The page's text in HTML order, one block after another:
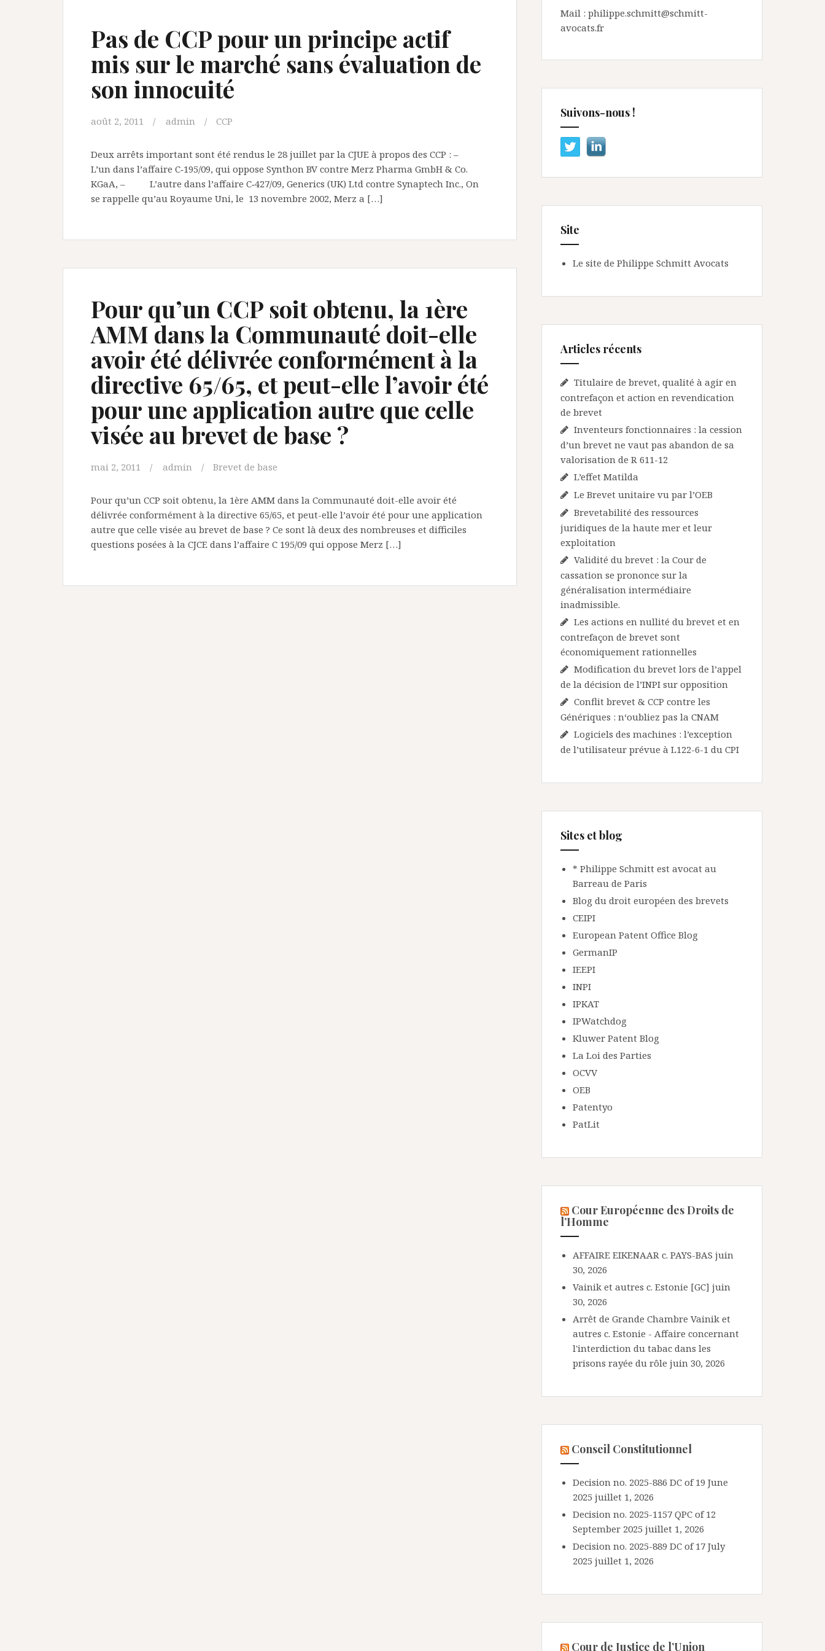
Pas de CCP pour un principe actif
mis sur le marché sans évaluation de
son innocuité
août 2, 2011 admin CCP
Deux arrêts important sont été rendus le 28 juillet par la CJUE à propos des CCP : –
L’un dans l’affaire C‑195/09, qui oppose Synthon BV contre Merz Pharma GmbH & Co.
KGaA, – L’autre dans l’affaire C‑427/09, Generics (UK) Ltd contre Synaptech Inc., On
se rappelle qu’au Royaume Uni, le 13 novembre 2002, Merz a […]
Pour qu’un CCP soit obtenu, la 1ère
AMM dans la Communauté doit-elle
avoir été délivrée conformément à la
directive 65/65, et peut-elle l’avoir été
pour une application autre que celle
visée au brevet de base ?
mai 2, 2011 admin Brevet de base
Pour qu’un CCP soit obtenu, la 1ère AMM dans la Communauté doit-elle avoir été
délivrée conformément à la directive 65/65, et peut-elle l’avoir été pour une application
autre que celle visée au brevet de base ? Ce sont là deux des nombreuses et difficiles
questions posées à la CJCE dans l’affaire C 195/09 qui oppose Merz […]
Mail : philippe.schmitt@schmitt-
avocats.fr
Suivons-nous !
Site
Le site de Philippe Schmitt Avocats
Articles récents
Titulaire de brevet, qualité à agir en
contrefaçon et action en revendication
de brevet
Inventeurs fonctionnaires : la cession
d’un brevet ne vaut pas abandon de sa
valorisation de R 611-12
L’effet Matilda
Le Brevet unitaire vu par l’OEB
Brevetabilité des ressources
juridiques de la haute mer et leur
exploitation
Validité du brevet : la Cour de
cassation se prononce sur la
généralisation intermédiaire
inadmissible.
Les actions en nullité du brevet et en
contrefaçon de brevet sont
économiquement rationnelles
Modification du brevet lors de l’appel
de la décision de l’INPI sur opposition
Conflit brevet & CCP contre les
Génériques : n‘oubliez pas la CNAM
Logiciels des machines : l’exception
de l’utilisateur prévue à L122-6-1 du CPI
Sites et blog
* Philippe Schmitt est avocat au
Barreau de Paris
Blog du droit européen des brevets
CEIPI
European Patent Office Blog
GermanIP
IEEPI
INPI
IPKAT
IPWatchdog
Kluwer Patent Blog
La Loi des Parties
OCVV
OEB
Patentyo
PatLit
Cour Européenne des Droits de
l’Homme
AFFAIRE EIKENAAR c. PAYS-BAS juin
30, 2026
Vainik et autres c. Estonie [GC] juin
30, 2026
Arrêt de Grande Chambre Vainik et
autres c. Estonie - Affaire concernant
l'interdiction du tabac dans les
prisons rayée du rôle juin 30, 2026
Conseil Constitutionnel
Decision no. 2025-886 DC of 19 June
2025 juillet 1, 2026
Decision no. 2025-1157 QPC of 12
September 2025 juillet 1, 2026
Decision no. 2025-889 DC of 17 July
2025 juillet 1, 2026
Cour de Justice de l’Union